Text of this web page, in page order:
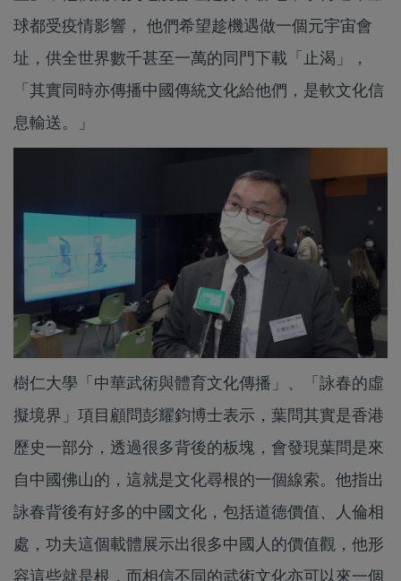
球都受疫情影響， 他們希望趁機遇做一個元宇宙會
址，供全世界數千甚至一萬的同門下載「止渴」，
「其實同時亦傳播中國傳統文化給他們，是軟文化信
息輸送。」
樹仁大學「中華武術與體育文化傳播」、「詠春的虛
擬境界」項目顧問彭耀鈞博士表示，葉問其實是香港
歷史一部分，透過很多背後的板塊，會發現葉問是來
自中國佛山的，這就是文化尋根的一個線索。他指出
詠春背後有好多的中國文化，包括道德價值、人倫相
處，功夫這個載體展示出很多中國人的價值觀，他形
容這些就是根，而相信不同的武術文化亦可以來一個